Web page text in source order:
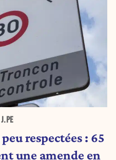
respectées : 65
une amende en